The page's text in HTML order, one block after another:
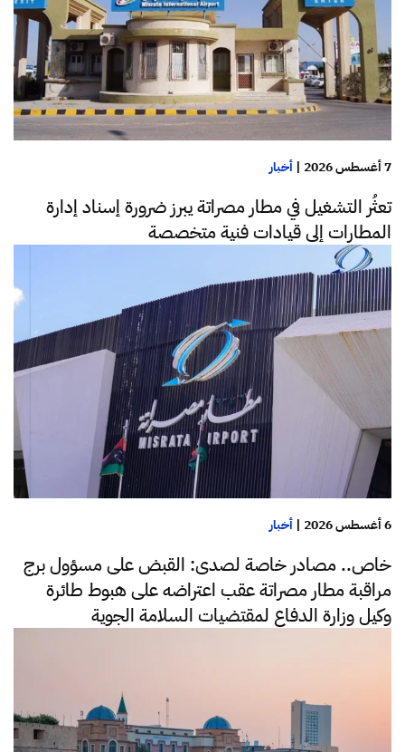
7 أغسطس 2026 | أخبار
تعثُر التشغيل في مطار مصراتة يبرز ضرورة إسناد إدارة
المطارات إلى قيادات فنية متخصصة
6 أغسطس 2026 | أخبار
خاص.. مصادر خاصة لصدى: القبض على مسؤول برج
مراقبة مطار مصراتة عقب اعتراضه على هبوط طائرة
وكيل وزارة الدفاع لمقتضيات السلامة الجوية